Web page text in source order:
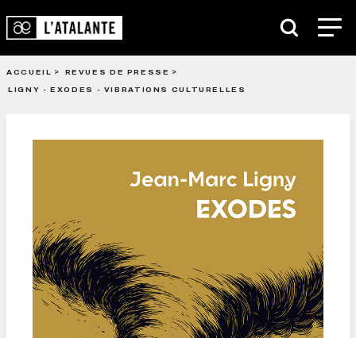
ACCUEIL
REVUES DE PRESSE
LIGNY - EXODES - VIBRATIONS CULTURELLES